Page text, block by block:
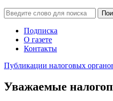
Подписка
О газете
Контакты
Публикации налоговых
Уважаемые